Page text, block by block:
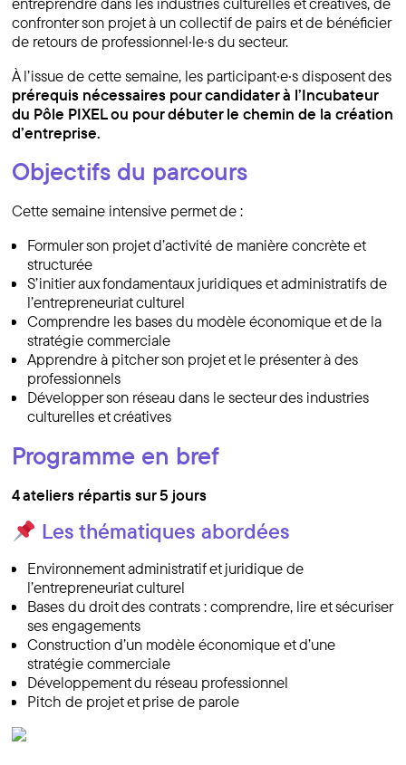
confronter son projet à un collectif de pairs et de bénéficier
de retours de professionnel·le·s du secteur.
À l’issue de cette semaine, les participant·e·s disposent des
prérequis nécessaires pour candidater à l’Incubateur
du Pôle PIXELou pour débuter le chemin de la création
d’entreprise.
Objectifs du parcours
Cette semaine intensive permet de :
Formuler son projet d’activité de manière concrète et
structurée
S’initier aux fondamentaux juridiques et administratifs de
l’entrepreneuriat culturel
Comprendre les bases du modèle économique et de la
stratégie commerciale
Apprendre à pitcher son projet et le présenter à des
professionnels
Développer son réseau dans le secteur des industries
culturelles et créatives
Programme en bref
4 ateliers répartis sur 5 jours
Les thématiques abordées
Environnement administratif et juridique de
l’entrepreneuriat culturel
Bases du droit des contrats : comprendre, lire et sécuriser
ses engagements
Construction d’un modèle économique et d’une
stratégie commerciale
Développement du réseau professionnel
Pitch de projet et prise de parole